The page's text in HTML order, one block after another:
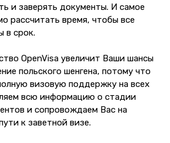
и заверять документы. И самое
рассчитать время, чтобы все
в срок.
OpenVisa увеличит Ваши шансы
польского шенгена, потому что
визовую поддержку на всех
всю информацию о стадии
и сопровождаем Вас на
к заветной визе.